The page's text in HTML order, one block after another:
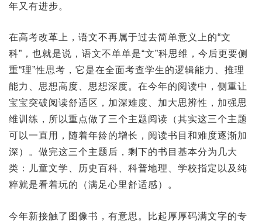
年又有进步。
在高考改革上，语文不再属于过去简单意义上的“文
科”，也就是说，语文不单单是“文”科思维，今后更要侧
重“理”性思考，它是在全面考查学生的逻辑能力、推理
能力、思想高度、思想深度。在今年的阅读中，侧重让
宝宝突破阅读舒适区，加深难度、加大思辨性，加强思
维训练，所以重点做了三个主题阅读（其实这三个主题
可以一直用，随着年龄的增长，阅读书目和难度逐渐加
深）。做完这三个主题后，剩下的书目基本分为几大
类：儿童文学、历史百科、科普地理、学校指定以及纯
粹就是看着玩的（满足心里舒适感）。
今年新接触了图像书，有意思。比起厚厚码满文字的专